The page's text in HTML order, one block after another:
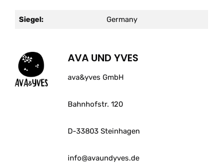
Siegel: Germany
AVA UND YVES
ava&yves GmbH
Bahnhofstr. 120
D-33803 Steinhagen
info@avaundyves.de